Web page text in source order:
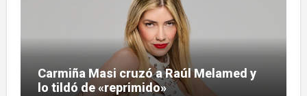
Carmiña Masi cruzó a Raúl Melamed y
lo tildó de «reprimido»